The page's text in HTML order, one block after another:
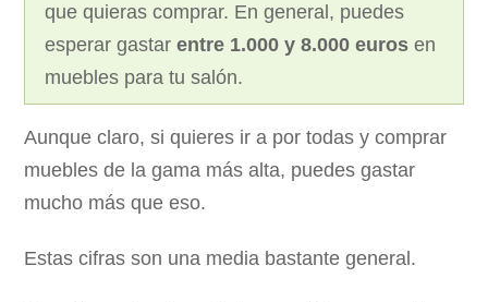
que quieras comprar. En general, puedes
esperar gastar entre 1.000 y 8.000 euros en
muebles para tu salón.
Aunque claro, si quieres ir a por todas y comprar
muebles de la gama más alta, puedes gastar
mucho más que eso.
Estas cifras son una media bastante general.